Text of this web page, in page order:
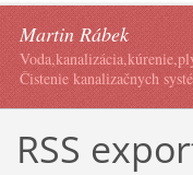
Martin Rábek
Čistenie kanalizačnych
RSS